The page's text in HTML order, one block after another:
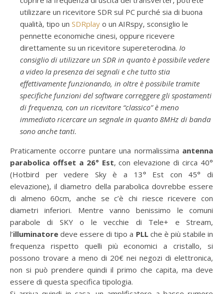
utilizzare un ricevitore SDR sul PC purché sia di buona
qualità, tipo un SDRplay o un AIRspy, sconsiglio le
pennette economiche cinesi, oppure ricevere
direttamente su un ricevitore supereterodina. Io
consiglio di utilizzare un SDR in quanto è possibile vedere
a video la presenza dei segnali e che tutto stia
effettivamente funzionando, in oltre è possibile tramite
specifiche funzioni del software correggere gli spostamenti
di frequenza, con un ricevitore “classico” è meno
immediato ricercare un segnale in quanto 8MHz di banda
sono anche tanti.
Praticamente occorre puntare una normalissima antenna
parabolica offset a 26° Est, con elevazione di circa 40°
(Hotbird per vedere Sky è a 13° Est con 45° di
elevazione), il diametro della parabolica dovrebbe essere
di almeno 60cm, anche se c’è chi riesce ricevere con
diametri inferiori. Mentre vanno benissimo le comuni
parabole di SKY o le vecchie di Tele+ e Stream,
l’illuminatore deve essere di tipo a PLL che è più stabile in
frequenza rispetto quelli più economici a cristallo, si
possono trovare a meno di 20€ nei negozi di elettronica,
non si può prendere quindi il primo che capita, ma deve
essere di questa specifica tipologia.